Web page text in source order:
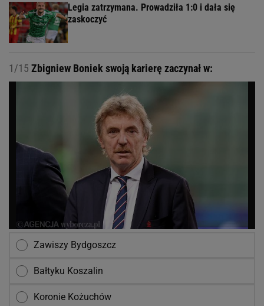
Legia zatrzymana. Prowadziła 1:0 i dała się
zaskoczyć
1/15 Zbigniew Boniek swoją karierę zaczynał w:
Zawiszy Bydgoszcz
Bałtyku Koszalin
Koronie Kożuchów